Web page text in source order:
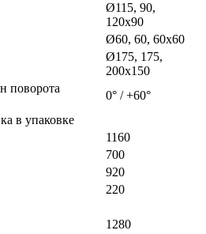
Ø115, 90,
120x90
Ø60, 60, 60x60
Ø175, 175,
200х150
поворота
0° / +60°
в упаковке
1160
700
920
220
1280